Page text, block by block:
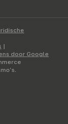
|
door Google